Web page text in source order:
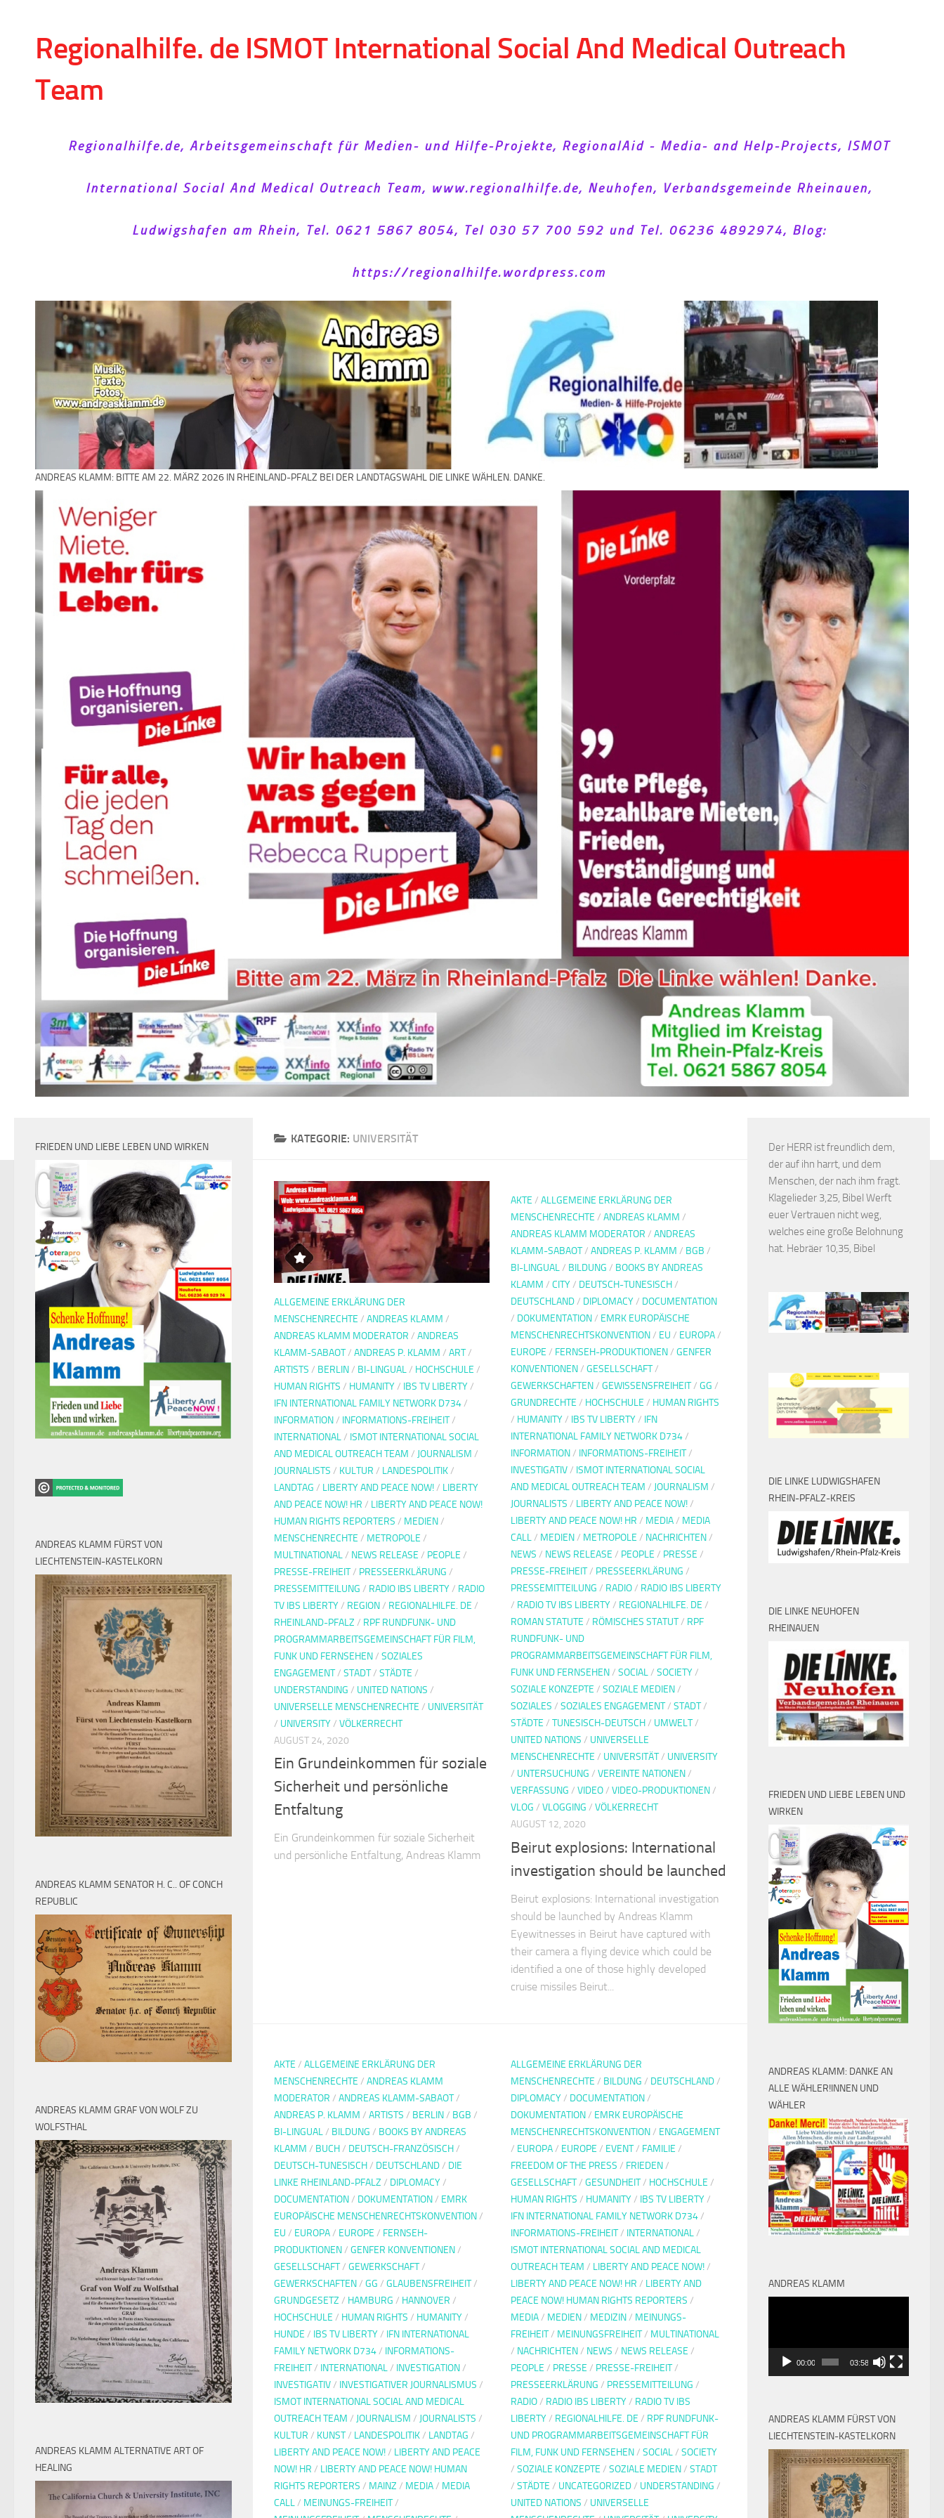
Regionalhilfe. de ISMOT International Social And Medical Outreach
Team
Regionalhilfe.de, Arbeitsgemeinschaft für Medien- und Hilfe-Projekte, RegionalAid - Media- and Help-Projects, ISMOT
International Social And Medical Outreach Team, www.regionalhilfe.de, Neuhofen, Verbandsgemeinde Rheinauen,
Ludwigshafen am Rhein, Tel. 0621 5867 8054, Tel 030 57 700 592 und Tel. 06236 4892974, Blog:
https://regionalhilfe.wordpress.com
ANDREAS KLAMM: BITTE AM 22. MÄRZ 2026 IN RHEINLAND-PFALZ BEI DER LANDTAGSWAHL DIE LINKE WÄHLEN. DANKE.
KATEGORIE: UNIVERSITÄT
ALLGEMEINE ERKLÄRUNG DER
MENSCHENRECHTE / ANDREAS KLAMM /
ANDREAS KLAMM MODERATOR / ANDREAS
KLAMM-SABAOT/ ANDREAS P. KLAMM / ART/
ARTISTS / BERLIN/ BI-LINGUAL/ HOCHSCHULE /
HUMAN RIGHTS / HUMANITY/ IBS TV LIBERTY/
IFN INTERNATIONAL FAMILY NETWORK D734/
INFORMATION/ INFORMATIONS-FREIHEIT/
INTERNATIONAL/ ISMOT INTERNATIONAL SOCIAL
AND MEDICAL OUTREACH TEAM / JOURNALISM /
JOURNALISTS / KULTUR / LANDESPOLITIK/
LANDTAG / LIBERTY AND PEACE NOW!/ LIBERTY
AND PEACE NOW! HR / LIBERTY AND PEACE NOW!
HUMAN RIGHTS REPORTERS / MEDIEN/
MENSCHENRECHTE / METROPOLE /
MULTINATIONAL/ NEWS RELEASE / PEOPLE /
PRESSE-FREIHEIT/ PRESSEERKLÄRUNG /
PRESSEMITTEILUNG / RADIO IBS LIBERTY/ RADIO
TV IBS LIBERTY/ REGION/ REGIONALHILFE. DE /
RHEINLAND-PFALZ / RPF RUNDFUNK- UND
PROGRAMMARBEITSGEMEINSCHAFT FÜR FILM,
FUNK UND FERNSEHEN/ SOZIALES
ENGAGEMENT/ STADT/ STÄDTE /
UNDERSTANDING / UNITED NATIONS /
UNIVERSELLE MENSCHENRECHTE / UNIVERSITÄT
/ UNIVERSITY/ VÖLKERRECHT
AUGUST 24, 2020
Ein Grundeinkommen für soziale
Sicherheit und persönliche
Entfaltung
Ein Grundeinkommen für soziale Sicherheit
und persönliche Entfaltung, Andreas Klamm
AKTE / ALLGEMEINE ERKLÄRUNG DER
MENSCHENRECHTE / ANDREAS KLAMM /
ANDREAS KLAMM MODERATOR / ANDREAS
KLAMM-SABAOT/ ANDREAS P. KLAMM / BGB /
BI-LINGUAL/ BILDUNG / BOOKS BY ANDREAS
KLAMM / CITY/ DEUTSCH-TUNESISCH/
DEUTSCHLAND/ DIPLOMACY/ DOCUMENTATION
/ DOKUMENTATION/ EMRK EUROPÄISCHE
MENSCHENRECHTSKONVENTION/ EU / EUROPA/
EUROPE / FERNSEH-PRODUKTIONEN/ GENFER
KONVENTIONEN/ GESELLSCHAFT/
GEWERKSCHAFTEN/ GEWISSENSFREIHEIT/ GG /
GRUNDRECHTE / HOCHSCHULE / HUMAN RIGHTS
/ HUMANITY/ IBS TV LIBERTY/ IFN
INTERNATIONAL FAMILY NETWORK D734/
INFORMATION/ INFORMATIONS-FREIHEIT/
INVESTIGATIV/ ISMOT INTERNATIONAL SOCIAL
AND MEDICAL OUTREACH TEAM / JOURNALISM /
JOURNALISTS / LIBERTY AND PEACE NOW!/
LIBERTY AND PEACE NOW! HR / MEDIA/ MEDIA
CALL/ MEDIEN/ METROPOLE / NACHRICHTEN/
NEWS / NEWS RELEASE / PEOPLE / PRESSE /
PRESSE-FREIHEIT/ PRESSEERKLÄRUNG /
PRESSEMITTEILUNG / RADIO/ RADIO IBS LIBERTY
/ RADIO TV IBS LIBERTY/ REGIONALHILFE. DE /
ROMAN STATUTE / RÖMISCHES STATUT/ RPF
RUNDFUNK- UND
PROGRAMMARBEITSGEMEINSCHAFT FÜR FILM,
FUNK UND FERNSEHEN/ SOCIAL/ SOCIETY/
SOZIALE KONZEPTE / SOZIALE MEDIEN/
SOZIALES / SOZIALES ENGAGEMENT/ STADT/
STÄDTE / TUNESISCH-DEUTSCH/ UMWELT/
UNITED NATIONS / UNIVERSELLE
MENSCHENRECHTE / UNIVERSITÄT/ UNIVERSITY
/ UNTERSUCHUNG / VEREINTE NATIONEN/
VERFASSUNG / VIDEO/ VIDEO-PRODUKTIONEN/
VLOG / VLOGGING / VÖLKERRECHT
AUGUST 12, 2020
Beirut explosions: International
investigation should be launched
Beirut explosions: International investigation
should be launched by Andreas Klamm
Eyewitnesses in Beirut have captured with
their camera a flying device which could be
identified a one of those highly developed
cruise missiles Beirut...
AKTE / ALLGEMEINE ERKLÄRUNG DER
MENSCHENRECHTE / ANDREAS KLAMM
MODERATOR / ANDREAS KLAMM-SABAOT/
ANDREAS P. KLAMM / ARTISTS / BERLIN/ BGB /
BI-LINGUAL/ BILDUNG / BOOKS BY ANDREAS
KLAMM / BUCH/ DEUTSCH-FRANZÖSISCH/
DEUTSCH-TUNESISCH/ DEUTSCHLAND/ DIE
LINKE RHEINLAND-PFALZ / DIPLOMACY/
DOCUMENTATION/ DOKUMENTATION/ EMRK
EUROPÄISCHE MENSCHENRECHTSKONVENTION/
EU / EUROPA/ EUROPE / FERNSEH-
PRODUKTIONEN/ GENFER KONVENTIONEN/
GESELLSCHAFT/ GEWERKSCHAFT/
GEWERKSCHAFTEN/ GG / GLAUBENSFREIHEIT/
GRUNDGESETZ / HAMBURG / HANNOVER /
HOCHSCHULE / HUMAN RIGHTS / HUMANITY/
HUNDE / IBS TV LIBERTY/ IFN INTERNATIONAL
FAMILY NETWORK D734/ INFORMATIONS-
FREIHEIT/ INTERNATIONAL/ INVESTIGATION/
INVESTIGATIV/ INVESTIGATIVER JOURNALISMUS /
ISMOT INTERNATIONAL SOCIAL AND MEDICAL
OUTREACH TEAM / JOURNALISM / JOURNALISTS /
KULTUR / KUNST/ LANDESPOLITIK/ LANDTAG /
LIBERTY AND PEACE NOW!/ LIBERTY AND PEACE
NOW! HR / LIBERTY AND PEACE NOW! HUMAN
RIGHTS REPORTERS / MAINZ / MEDIA/ MEDIA
CALL/ MEINUNGS-FREIHEIT/
ALLGEMEINE ERKLÄRUNG DER
MENSCHENRECHTE / BILDUNG / DEUTSCHLAND/
DIPLOMACY/ DOCUMENTATION/
DOKUMENTATION/ EMRK EUROPÄISCHE
MENSCHENRECHTSKONVENTION/ ENGAGEMENT
/ EUROPA/ EUROPE / EVENT/ FAMILIE /
FREEDOM OF THE PRESS / FRIEDEN/
GESELLSCHAFT/ GESUNDHEIT/ HOCHSCHULE /
HUMAN RIGHTS / HUMANITY/ IBS TV LIBERTY/
IFN INTERNATIONAL FAMILY NETWORK D734/
INFORMATIONS-FREIHEIT/ INTERNATIONAL/
ISMOT INTERNATIONAL SOCIAL AND MEDICAL
OUTREACH TEAM / LIBERTY AND PEACE NOW!/
LIBERTY AND PEACE NOW! HR / LIBERTY AND
PEACE NOW! HUMAN RIGHTS REPORTERS /
MEDIA/ MEDIEN/ MEDIZIN/ MEINUNGS-
FREIHEIT/ MEINUNGSFREIHEIT/ MULTINATIONAL
/ NACHRICHTEN/ NEWS / NEWS RELEASE /
PEOPLE / PRESSE / PRESSE-FREIHEIT/
PRESSEERKLÄRUNG / PRESSEMITTEILUNG /
RADIO/ RADIO IBS LIBERTY/ RADIO TV IBS
LIBERTY/ REGIONALHILFE. DE / RPF RUNDFUNK-
UND PROGRAMMARBEITSGEMEINSCHAFT FÜR
FILM, FUNK UND FERNSEHEN/ SOCIAL/ SOCIETY
/ SOZIALE KONZEPTE / SOZIALE MEDIEN/ STADT
/ STÄDTE / UNCATEGORIZED/ UNDERSTANDING /
UNITED NATIONS / UNIVERSELLE
FRIEDEN UND LIEBE LEBEN UND WIRKEN
ANDREAS KLAMM FÜRST VON
LIECHTENSTEIN-KASTELKORN
ANDREAS KLAMM SENATOR H. C.. OF CONCH
REPUBLIC
ANDREAS KLAMM GRAF VON WOLF ZU
WOLFSTHAL
ANDREAS KLAMM ALTERNATIVE ART OF
HEALING
Der HERR ist freundlich dem,
der auf ihn harrt, und dem
Menschen, der nach ihm fragt.
Klagelieder 3,25, Bibel Werft
euer Vertrauen nicht weg,
welches eine große Belohnung
hat. Hebräer 10,35, Bibel
DIE LINKE LUDWIGSHAFEN
RHEIN-PFALZ-KREIS
DIE LINKE NEUHOFEN
RHEINAUEN
FRIEDEN UND LIEBE LEBEN UND
WIRKEN
ANDREAS KLAMM: DANKE AN
ALLE WÄHLER!INNEN UND
WÄHLER
ANDREAS KLAMM
00:00 03:58
ANDREAS KLAMM FÜRST VON
LIECHTENSTEIN-KASTELKORN